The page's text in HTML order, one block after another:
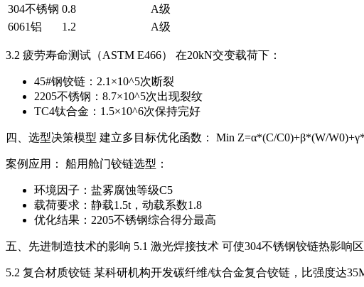
304不锈钢 0.8
A级
6061铝
1.2 A级
3.2 疲劳寿命测试（ASTM E466） 在20kN交变载荷下：
45#钢铰链：2.1×10^5次断裂
2205不锈钢：8.7×10^5次出现裂纹
TC4钛合金：1.5×10^6次保持完好
四、选型决策模型 建立多目标优化函数： Min Z=α*(C/C0)+β*(W/
案例应用： 船用舱门铰链选型：
环境因子：盐雾腐蚀等级C5
载荷要求：静载1.5t，动载系数1.8
优化结果：2205不锈钢综合得分最高
五、先进制造技术的影响 5.1 激光焊接技术 可使304不锈钢铰链热影响
5.2 复合材质铰链 某科研机构开发碳纤维/钛合金复合铰链，比强度达